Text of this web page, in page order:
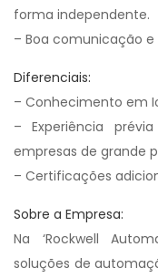
forma independente.
– Boa comunicação
Diferenciais:
– Conhecimento em
– Experiência
empresas de grande
– Certificações
Sobre a Empresa:
Na ‘Rockwell
soluções de